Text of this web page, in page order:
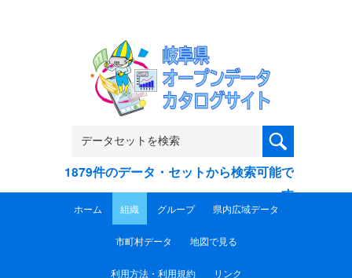
1879件のデータ・セットから検索可能で
す
ホーム 組織 グループ 県内広域データ
市町村データ 地図で見る
利用方法・利用規約 リンク